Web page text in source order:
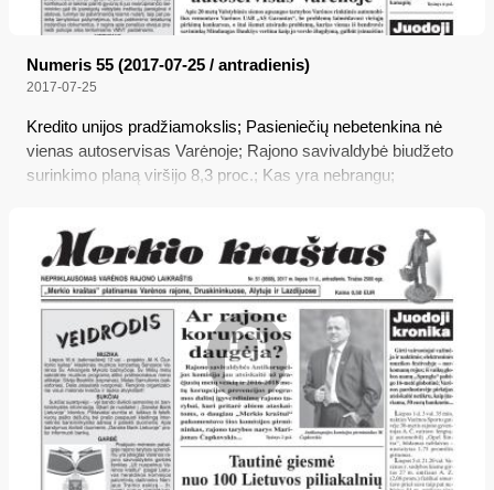
Numeris 55 (2017-07-25 / antradienis)
2017-07-25
Kredito unijos pradžiamokslis; Pasieniečių nebetenkina nė
vienas autoservisas Varėnoje; Rajono savivaldybė biudžeto
surinkimo planą viršijo 8,3 proc.; Kas yra nebrangu;